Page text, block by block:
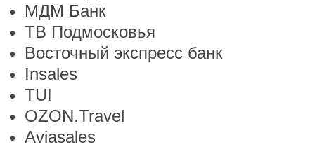
МДМ Банк
ТВ Подмосковья
Восточный экспресс банк
Insales
TUI
OZON.Travel
Aviasales